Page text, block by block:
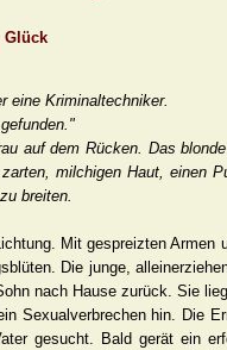
Glück
eine Kriminaltechniker.
auf dem Rücken. Das
milchigen Haut, einen
breiten.
Mit gespreizten
Die junge,
nach Hause zurück. Sie
Sexualverbrechen hin. Die
gesucht. Bald gerät ein